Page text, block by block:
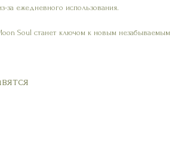
за ежедневного использования.
Soul станет ключом к новым незабываемым